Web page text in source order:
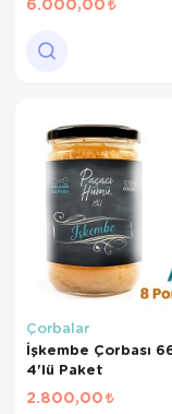
Çorbalar
İşkembe Çorbası
4'lü Paket
2.800,00